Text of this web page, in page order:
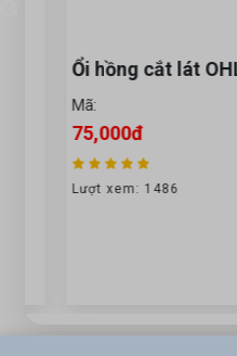
Ổi hồng cắt lát
Mã:
75,000đ
Lượt xem: 1486